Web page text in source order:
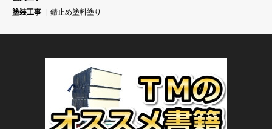
塗装工事
錆止め塗料塗り